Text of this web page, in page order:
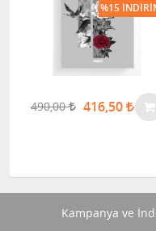
490,00 416,50
%15
Kampanya ve